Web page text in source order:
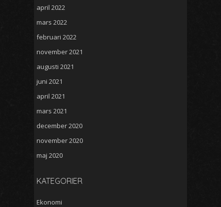
april 2022
mars 2022
februari 2022
november 2021
augusti 2021
juni 2021
april 2021
mars 2021
december 2020
november 2020
maj 2020
KATEGORIER
Ekonomi